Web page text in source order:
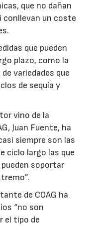
que no dañan
conllevan un coste
que pueden
plazo, como la
variedades que
de sequía y
vino de la
Juan Fuente, ha
siempre son las
ciclo largo las que
soportar
de COAG ha
“no son
el tipo de